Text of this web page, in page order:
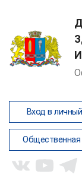
Вход в
Общественная